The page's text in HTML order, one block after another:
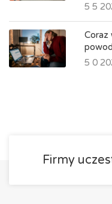
5 5
Coraz
5 0
Firmy